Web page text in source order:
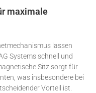
maximale
lassen
Systems schnell und
Sitz sorgt für
was insbesondere bei
Vorteil ist.